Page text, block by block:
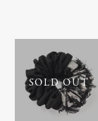
SOLD OUT